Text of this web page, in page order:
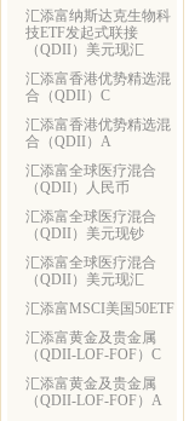
汇添富纳斯达克生物科
技ETF发起式联接
（QDII）美元现汇
汇添富香港优势精选混
合（QDII）C
汇添富香港优势精选混
合（QDII）A
汇添富全球医疗混合
（QDII）人民币
汇添富全球医疗混合
（QDII）美元现钞
汇添富全球医疗混合
（QDII）美元现汇
汇添富MSCI美国50ETF
汇添富黄金及贵金属
（QDII-LOF-FOF）C
汇添富黄金及贵金属
（QDII-LOF-FOF）A